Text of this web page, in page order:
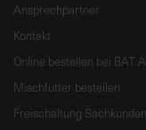
Ansprechpartner
Kontakt
Online bestellen bei BAT
Mischfutter bestellen
Freischaltung